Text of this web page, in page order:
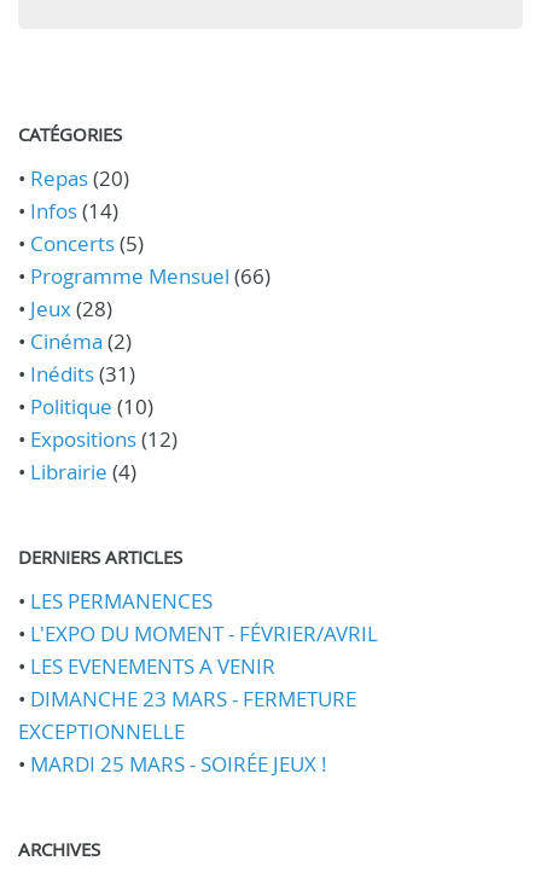
CATÉGORIES
• Repas(20)
• Infos(14)
• Concerts(5)
• Programme Mensuel (66)
• Jeux(28)
• Cinéma (2)
• Inédits(31)
• Politique (10)
• Expositions(12)
• Librairie (4)
DERNIERS ARTICLES
• LES PERMANENCES
• L'EXPO DU MOMENT - FÉVRIER/AVRIL
• LES EVENEMENTS A VENIR
• DIMANCHE 23 MARS - FERMETURE
EXCEPTIONNELLE
• MARDI 25 MARS - SOIRÉE JEUX !
ARCHIVES